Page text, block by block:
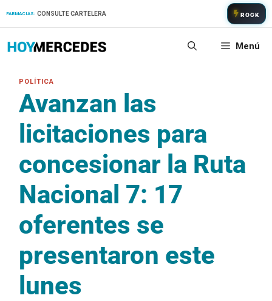
FARMACIAS: CONSULTE CARTELERA ROCK
Menú
Avanzan las
licitaciones para
concesionar la Ruta
Nacional 7: 17
oferentes se
presentaron este
lunes